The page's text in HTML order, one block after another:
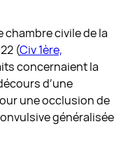
chambre civile de la
(Civ 1ère,
concernaient la
d’une
une occlusion de
généralisée